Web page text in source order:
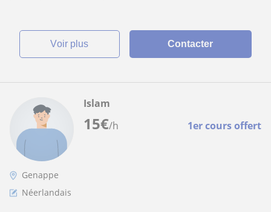
voir plus Contacter
15€/h 1er cours offert
Islam
Genappe
Néerlandais